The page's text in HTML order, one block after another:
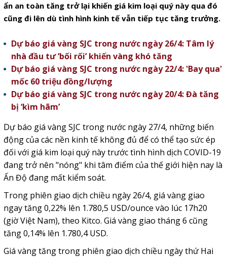
ẩn an toàn tăng trở lại khiến giá kim loại quý này qua đó
cũng đi lên dù tình hình kinh tế vẫn tiếp tục tăng trưởng.
Dự báo giá vàng SJC trong nước ngày 26/4: Tâm lý
nhà đầu tư ‘bối rối’ khiến vàng khó tăng
Dự báo giá vàng SJC trong nước ngày 22/4: 'Bay qua'
mốc 60 triệu đồng/lượng
Dự báo giá vàng SJC trong nước ngày 20/4: Đà tăng
bị ‘kìm hãm’
Dự báo giá vàng SJC trong nước ngày 27/4, những biến
động của các nền kinh tế không đủ để có thể tạo sức ép
đối với giá kim loại quý này trước tình hình dịch COVID-19
đang trở nên "nóng" khi tâm điểm của thế giới hiện nay là
Ấn Độ đang mất kiểm soát.
Trong phiên giao dịch chiều ngày 26/4, giá vàng giao
ngay tăng 0,22% lên 1.780,5 USD/ounce vào lúc 17h20
(giờ Việt Nam), theo Kitco. Giá vàng giao tháng 6 cũng
tăng 0,14% lên 1.780,4 USD.
Giá vàng tăng trong phiên giao dịch chiều ngày thứ Hai